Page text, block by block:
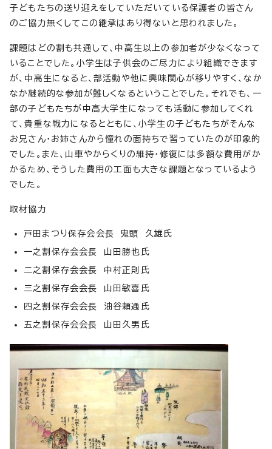
子どもたちの送り迎えをしていただいている保護者の皆さん
のご協力無くしてこの継承はあり得ないと思われました。
課題はどの割も共通して、中高生以上の参加者が少なくなって
いることでした。小学生は子供会のご尽力により組織できます
が、中高生になると、部活動や他に興味関心が移りやすく、なか
なか継続的な参加が難しくなるということでした。それでも、一
部の子どもたちが中高大学生になっても活動に参加してくれ
て、貴重な戦力になるとともに、小学生の子どもたちがそんな
お兄さん・お姉さんから憧れの面持ちで習っていたのが印象的
でした。また、山車やからくりの維持・修復には多額な費用がか
かるため、そうした費用の工面も大きな課題となっているよう
でした。
取材協力
戸田まつり保存会会長 鬼頭 久雄氏
一之割保存会会長 山田勝也氏
二之割保存会会長 中村正則氏
三之割保存会会長 山田敏喜氏
四之割保存会会長 油谷頼通氏
五之割保存会会長 山田久男氏